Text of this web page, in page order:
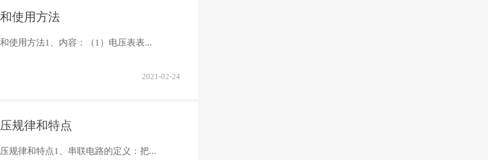
使用方法
使用方法1、内容：（1）电压表表...
2021-02-24
规律和特点
规律和特点1、串联电路的定义：把...